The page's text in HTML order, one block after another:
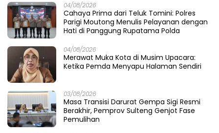
04/08/2026
Cahaya Prima dari Teluk Tomini: Polres
Parigi Moutong Menulis Pelayanan dengan
Hati di Panggung Rupatama Polda
04/08/2026
Merawat Muka Kota di Musim Upacara:
Ketika Pemda Menyapu Halaman Sendiri
03/08/2026
Masa Transisi Darurat Gempa Sigi Resmi
Berakhir, Pemprov Sulteng Genjot Fase
Pemulihan